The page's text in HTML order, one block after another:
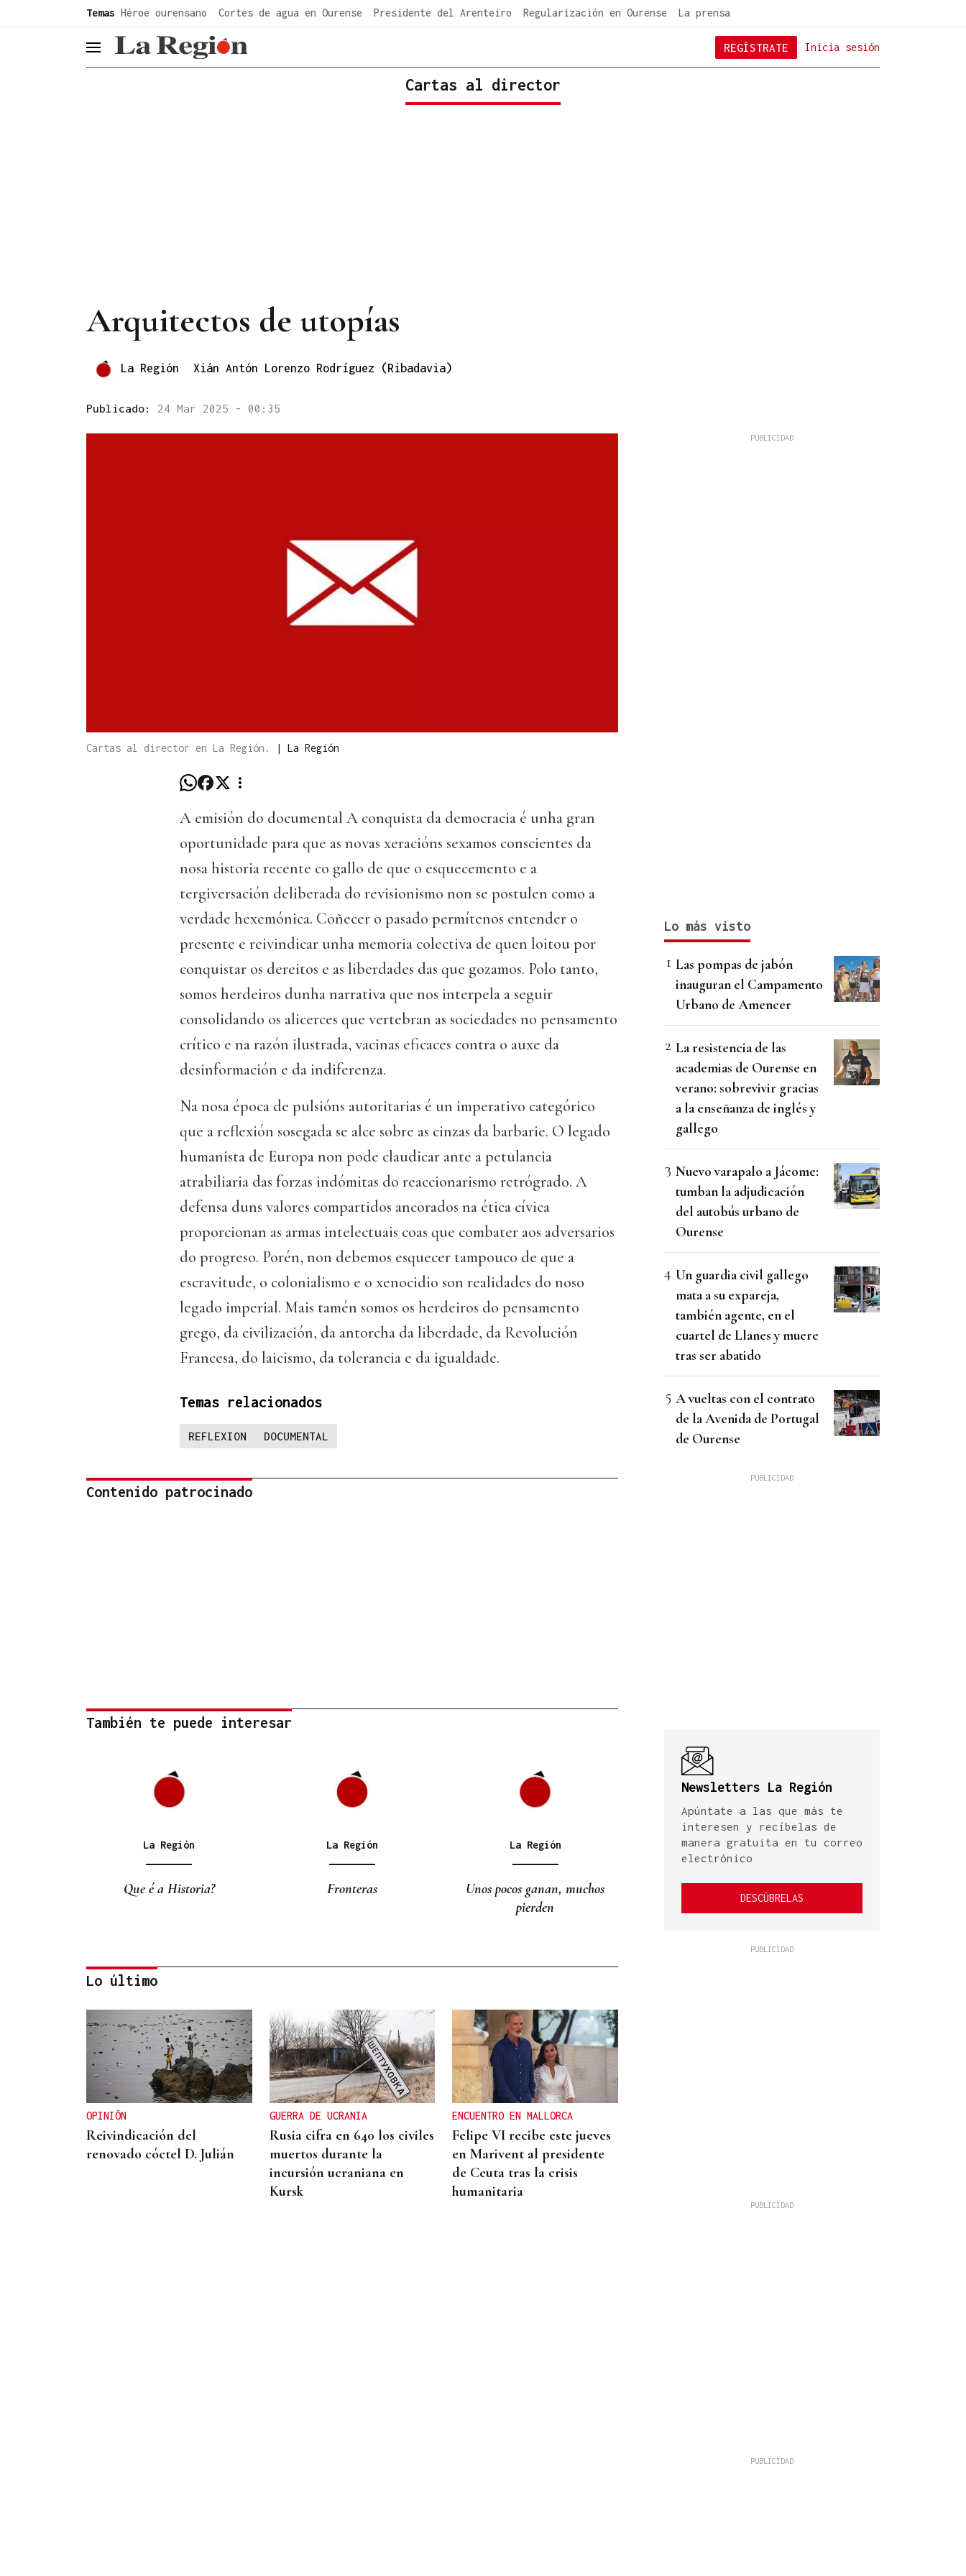
Temas Héroe ourensano Cortes de agua en Ourense Presidente del Arenteiro Regularización en Ourense La prensa
header.menu.open Inicia sesión
REGÍSTRATE
Cartas al director
Arquitectos de utopías
La Región Xián Antón Lorenzo Rodríguez (Ribadavia)
Publicado: 24 Mar 2025 - 00:35
Cartas al director en La Región. | La Región
A emisión do documental A conquista da democracia é unha gran
oportunidade para que as novas xeracións sexamos conscientes da
nosa historia recente co gallo de que o esquecemento e a
tergiversación deliberada do revisionismo non se postulen como a
verdade hexemónica. Coñecer o pasado permítenos entender o
presente e reivindicar unha memoria colectiva de quen loitou por
conquistar os dereitos e as liberdades das que gozamos. Polo tanto,
somos herdeiros dunha narrativa que nos interpela a seguir
consolidando os alicerces que vertebran as sociedades no pensamento
crítico e na razón ilustrada, vacinas eficaces contra o auxe da
desinformación e da indiferenza.
Na nosa época de pulsións autoritarias é un imperativo categórico
que a reflexión sosegada se alce sobre as cinzas da barbarie. O legado
humanista de Europa non pode claudicar ante a petulancia
atrabiliaria das forzas indómitas do reaccionarismo retrógrado. A
defensa duns valores compartidos ancorados na ética cívica
proporcionan as armas intelectuais coas que combater aos adversarios
do progreso. Porén, non debemos esquecer tampouco de que a
escravitude, o colonialismo e o xenocidio son realidades do noso
legado imperial. Mais tamén somos os herdeiros do pensamento
grego, da civilización, da antorcha da liberdade, da Revolución
Francesa, do laicismo, da tolerancia e da igualdade.
Temas relacionados
REFLEXION DOCUMENTAL
Contenido patrocinado
También te puede interesar
La Región
Que é a Historia?
La Región
Fronteras
La Región
Unos pocos ganan, muchos
pierden
La Región
Invasiones modernas
Lo último
OPINIÓN
Reivindicación del
renovado cóctel D. Julián
GUERRA DE UCRANIA
Rusia cifra en 640 los civiles
muertos durante la
incursión ucraniana en
Kursk
ENCUENTRO EN MALLORCA
Felipe VI recibe este jueves
en Marivent al presidente
de Ceuta tras la crisis
humanitaria
Lo más visto
Las pompas de jabón
inauguran el Campamento
Urbano de Amencer
La resistencia de las
academias de Ourense en
verano: sobrevivir gracias
a la enseñanza de inglés y
gallego
Nuevo varapalo a Jácome:
tumban la adjudicación
del autobús urbano de
Ourense
Un guardia civil gallego
mata a su expareja,
también agente, en el
cuartel de Llanes y muere
tras ser abatido
A vueltas con el contrato
de la Avenida de Portugal
de Ourense
Newsletters La Región
Apúntate a las que más te
interesen y recíbelas de
manera gratuita en tu correo
electrónico
DESCÚBRELAS